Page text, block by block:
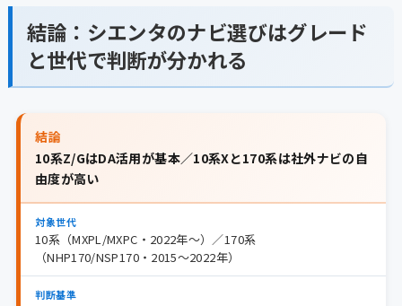
結論：シエンタのナビ選びはグレード
と世代で判断が分かれる
結論
10系Z/GはDA活用が基本／10系Xと170系は社外ナビの自
由度が高い
対象世代
10系（MXPL/MXPC・2022年〜）／170系
（NHP170/NSP170・2015〜2022年）
判断基準